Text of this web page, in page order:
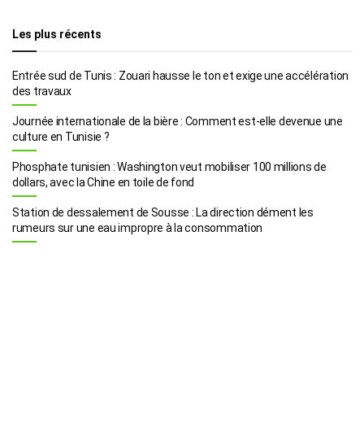
Les plus récents
Entrée sud de Tunis : Zouari hausse le ton et exige une accélération
des travaux
Journée internationale de la bière : Comment est-elle devenue une
culture en Tunisie ?
Phosphate tunisien : Washington veut mobiliser 100 millions de
dollars, avec la Chine en toile de fond
Station de dessalement de Sousse : La direction dément les
rumeurs sur une eau impropre à la consommation